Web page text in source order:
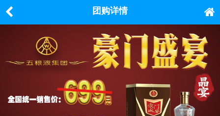
团购详情